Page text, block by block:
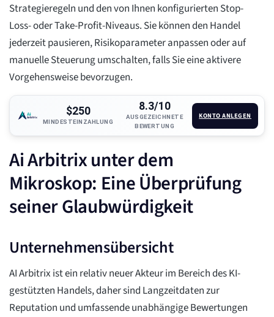
Strategieregeln und den von Ihnen konfigurierten Stop-
Loss- oder Take-Profit-Niveaus. Sie können den Handel
jederzeit pausieren, Risikoparameter anpassen oder auf
manuelle Steuerung umschalten, falls Sie eine aktivere
Vorgehensweise bevorzugen.
$250
MINDESTEINZAHLUNG
8.3/10
AUSGEZEICHNETE
BEWERTUNG
KONTO ANLEGEN
Ai Arbitrix unter dem
Mikroskop: Eine Überprüfung
seiner Glaubwürdigkeit
Unternehmensübersicht
AI Arbitrix ist ein relativ neuer Akteur im Bereich des KI-
gestützten Handels, daher sind Langzeitdaten zur
Reputation und umfassende unabhängige Bewertungen